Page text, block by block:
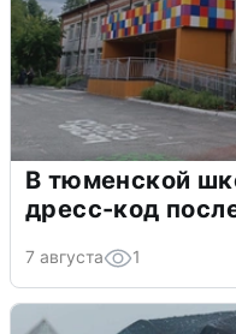
В тюменской
дресс-код
7 августа 1